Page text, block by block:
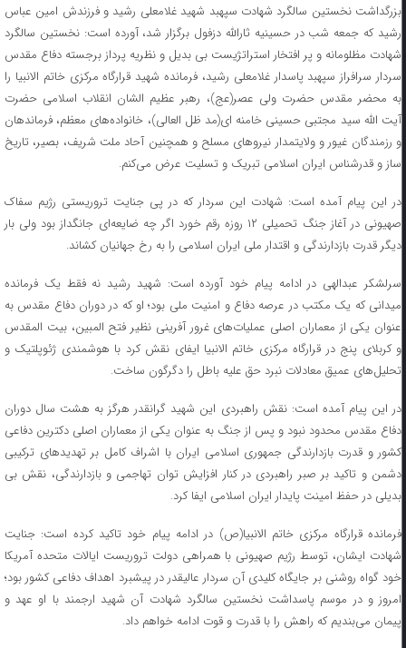
بزرگداشت نخستین سالگرد شهادت سپهبد شهید غلامعلی رشید و فرزندش امین عباس
رشید که جمعه شب در حسینیه ثارالله دزفول برگزار شد، آورده است: نخستین سالگرد
شهادت مظلومانه و پر افتخار استراتژیست بی بدیل و نظریه پرداز برجسته دفاع مقدس
سردار سرافراز سپهبد پاسدار غلامعلی رشید، فرمانده شهید قرارگاه مرکزی خاتم الانبیا را
به محضر مقدس حضرت ولی عصر(عج)، رهبر عظیم الشان انقلاب اسلامی حضرت
آیت الله سید مجتبی حسینی خامنه ای(مد ظل العالی)، خانواده‌های معظم، فرماندهان
و رزمندگان غیور و ولایتمدار نیروهای مسلح و همچنین آحاد ملت شریف، بصیر، تاریخ
ساز و قدرشناس ایران اسلامی تبریک و تسلیت عرض می‌کنم.
در این پیام آمده است: شهادت این سردار که در پی جنایت تروریستی رژیم سفاک
صهیونی در آغاز جنگ تحمیلی ۱۲ روزه رقم خورد اگر چه ضایعه‌ای جانگداز بود ولی بار
دیگر قدرت بازدارندگی و اقتدار ملی ایران اسلامی را به رخ جهانیان کشاند.
سرلشکر عبدالهی در ادامه پیام خود آورده است: شهید رشید نه فقط یک فرمانده
میدانی که یک مکتب در عرصه دفاع و امنیت ملی بود؛ او که در دوران دفاع مقدس به
عنوان یکی از معماران اصلی عملیات‌های غرور آفرینی نظیر فتح المبین، ‌بیت المقدس
و کربلای پنج در قرارگاه مرکزی خاتم الانبیا ایفای نقش کرد با هوشمندی ژئوپلتیک و
تحلیل‌های عمیق معادلات نبرد حق علیه باطل را دگرگون ساخت.
در این پیام آمده است: نقش راهبردی این شهید گرانقدر هرگز به هشت سال دوران
دفاع مقدس محدود نبود و پس از جنگ به عنوان یکی از معماران اصلی دکترین دفاعی
کشور و قدرت بازدارندگی جمهوری اسلامی ایران با اشراف کامل بر تهدیدهای ترکیبی
دشمن و تاکید بر صبر راهبردی در کنار افزایش توان تهاجمی و بازدارندگی، نقش بی
بدیلی در حفظ امینت پایدار ایران اسلامی ایفا کرد.
فرمانده قرارگاه مرکزی خاتم الانبیا(ص) در ادامه پیام خود تاکید کرده است: جنایت
شهادت ایشان، توسط رژیم صهیونی با همراهی دولت تروریست ایالات متحده آمریکا
خود گواه روشنی بر جایگاه کلیدی آن سردار عالیقدر در پیشبرد اهداف دفاعی کشور بود؛
امروز و در موسم پاسداشت نخستین سالگرد شهادت آن شهید ارجمند با او عهد و
پیمان می‌بندیم که راهش را با قدرت و قوت ادامه خواهم داد.